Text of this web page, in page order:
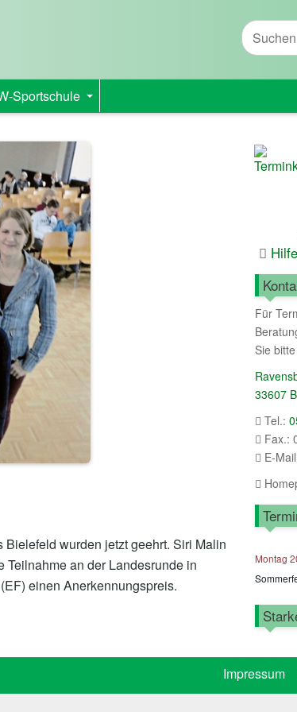
Suche
+
Sportschule
wurden jetzt geehrt. Siri Malin
Teilnahme an der Landesrunde in
einen Anerkennungspreis.
Für
Sie
33607
Tel.:
Fax.:
E-
Montag
Impressum